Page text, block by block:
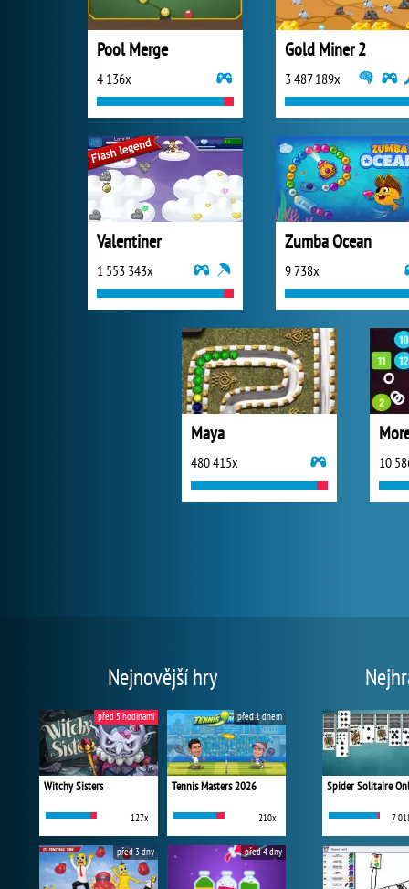
Pool Merge
4 136x
Gold Miner 2
3 487 189x
Valentiner
1 553 343x
Zumba Ocean
9 738x
Maya
480 415x 10
Nejnovější hry
Witchy Sisters
127x
před 5 hodinami
Tennis Masters 2026
210x
před 1 dnem
před 3 dny před 4 dny
Spider Solitaire
7